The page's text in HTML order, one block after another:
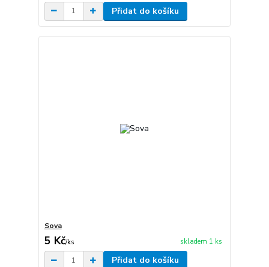
Přidat do košíku
Sova
5 Kč/ks skladem 1 ks
Přidat do košíku